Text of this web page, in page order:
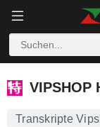
VIPSHOP
VIPSHOP
Transkripte